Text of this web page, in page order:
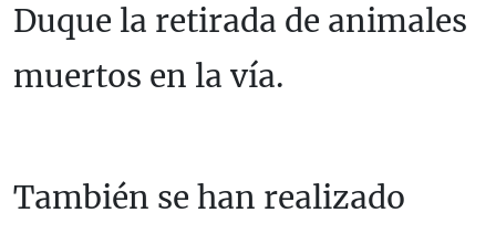
Duque la retirada de animales
muertos en la vía.
También se han realizado